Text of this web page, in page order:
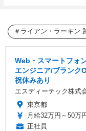
ライアン・ラーキン
Web・スマートフォ
エンジニア/ブランク
祝休みあり
エスディーテック株式
東京都
月給32万円～50万
正社員